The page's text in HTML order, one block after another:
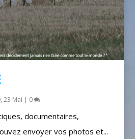
23 Mai | 0
documentaires,
envoyer vos photos et...